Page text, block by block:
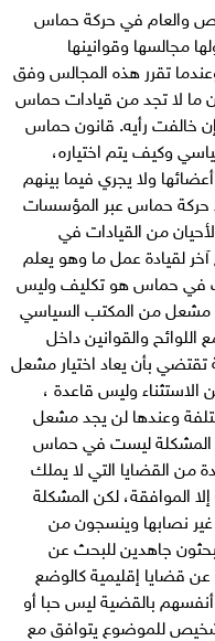
والعام في حركة حماس
مجالسها وقوانينها
تقرر هذه المجالس وفق
ما لا تجد من قيادات حماس
خالفت رأيه. قانون حماس
وكيف يتم اختياره،
ولا يجري فيما بينهم
حركة حماس عبر المؤسسات
من القيادات في
لقيادة عمل ما وهو يعلم
في حماس هو تكليف وليس
مشعل من المكتب السياسي
والقوانين داخل
تقتضي بأن يعاد اختيار مشعل
وليس قاعدة ،
وعندها لن يجد مشعل
المشكلة ليست في حماس
من القضايا التي لا يملك
الموافقة، لكن المشكلة
نصابها وينسجون من
جاهدين للبحث عن
عن قضايا إقليمية كالوضع
بالقضية ليس حبا أو
للموضوع يتوافق مع